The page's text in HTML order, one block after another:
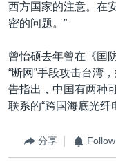
西方国家的注意。在
密的问题。”
曾怡硕去年曾在《国
“断网”手段攻击台湾
告指出，中国有两种
联系的“跨国海底光纤
分享